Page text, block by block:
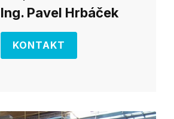
Ing. Pavel Hrbáček
KONTAKT